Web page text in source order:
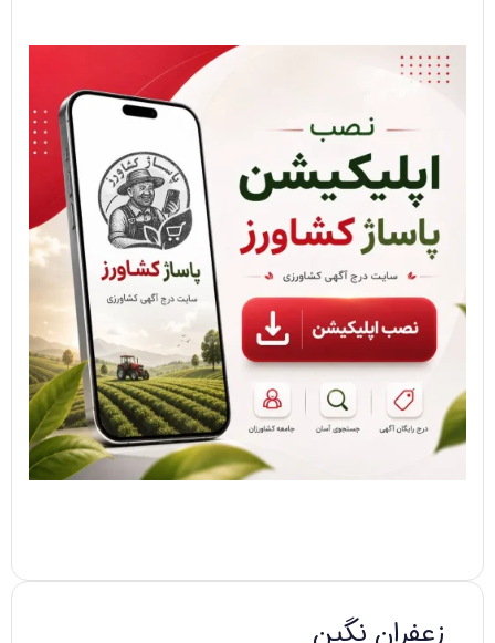
زعفران نگین